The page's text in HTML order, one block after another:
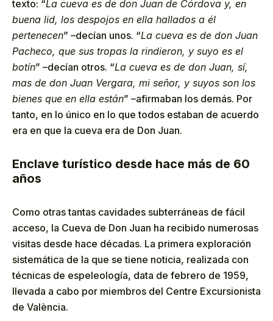
texto: “La cueva es de don Juan de Córdova y, en
buena lid, los despojos en ella hallados a él
pertenecen” –decían unos. “La cueva es de don Juan
Pacheco, que sus tropas la rindieron, y suyo es el
botín” –decían otros. “La cueva es de don Juan, sí,
mas de don Juan Vergara, mi señor, y suyos son los
bienes que en ella están” –afirmaban los demás. Por
tanto, en lo único en lo que todos estaban de acuerdo
era en que la cueva era de Don Juan.
Enclave turístico desde hace más de 60
años
Como otras tantas cavidades subterráneas de fácil
acceso, la Cueva de Don Juan ha recibido numerosas
visitas desde hace décadas. La primera exploración
sistemática de la que se tiene noticia, realizada con
técnicas de espeleología, data de febrero de 1959,
llevada a cabo por miembros del Centre Excursionista
de València.